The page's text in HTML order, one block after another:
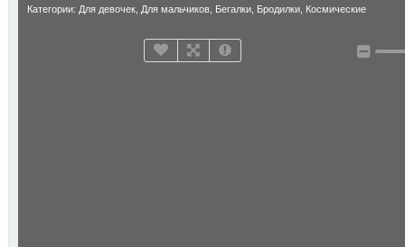
Категории: Для девочек Для мальчиков Бегалки Бродилки Космические